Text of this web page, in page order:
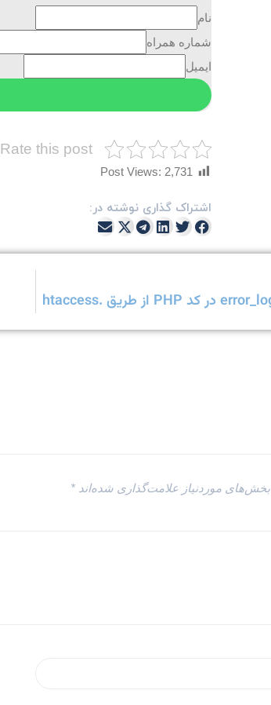
نام
شماره همراه
ایمیل
Rate this post
Post Views: 2,731
اشتراک گذاری نوشته در:
بخش‌های موردنیاز علامت‌گذاری شده‌اند *